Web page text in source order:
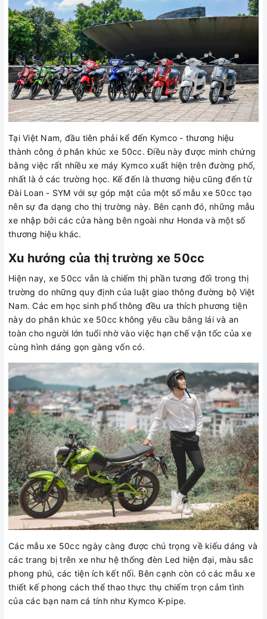
Tại Việt Nam, đầu tiên phải kể đến Kymco - thương hiệu
thành công ở phân khúc xe 50cc. Điều này được minh chứng
bằng việc rất nhiều xe máy Kymco xuất hiện trên đường phố,
nhất là ở các trường học. Kế đến là thương hiệu cũng đến từ
Đài Loan - SYM với sự góp mặt của một số mẫu xe 50cc tạo
nên sự đa dạng cho thị trường này. Bên cạnh đó, những mẫu
xe nhập bởi các cửa hàng bên ngoài như Honda và một số
thương hiệu khác.
Xu hướng của thị trường xe 50cc
Hiện nay, xe 50cc vẫn là chiếm thị phần tương đối trong thị
trường do những quy định của luật giao thông đường bộ Việt
Nam. Các em học sinh phổ thông đều ưa thích phương tiện
này do phân khúc xe 50cc không yêu cầu bằng lái và an
toàn cho người lớn tuổi nhờ vào việc hạn chế vận tốc của xe
cùng hình dáng gọn gàng vốn có.
Các mẫu xe 50cc ngày càng được chú trọng về kiểu dáng và
các trang bị trên xe như hệ thống đèn Led hiện đại, màu sắc
phong phú, các tiện ích kết nối. Bên cạnh còn có các mẫu xe
thiết kế phong cách thể thao thực thụ chiếm trọn cảm tình
của các bạn nam cá tính như Kymco K-pipe.